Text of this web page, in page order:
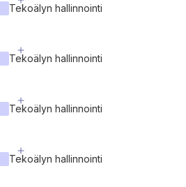
Tekoälyn hallinnointi
Tekoälyn hallinnointi
Tekoälyn hallinnointi
Tekoälyn hallinnointi